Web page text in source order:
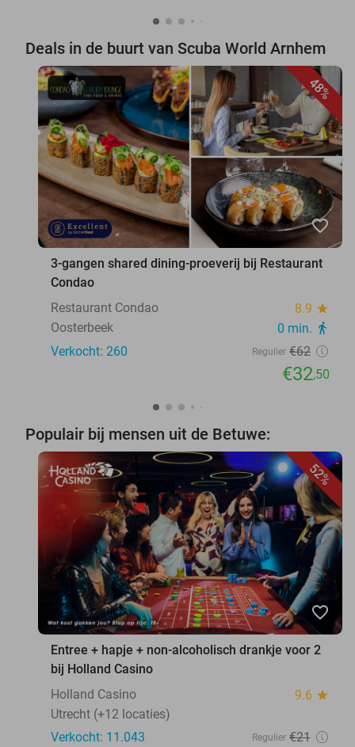
Deals in de buurt van Scuba World Arnhem
48%
favorite_border
3-gangen shared dining-proeverij bij Restaurant
Condao
Restaurant Condao
8.9 star
Oosterbeek 0 min. directions_walk
Verkocht: 260 Regulier €62
€32,50
Populair bij mensen uit de Betuwe:
52%
favorite_border
Entree + hapje + non-alcoholisch drankje voor 2
bij Holland Casino
Holland Casino
9.6 star
Utrecht (+12 locaties)
Verkocht: 11.043
Regulier €21